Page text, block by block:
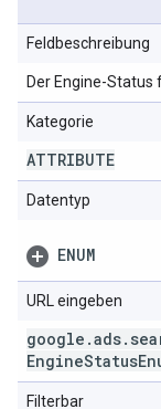
Feldbeschreibung
Der Engine-Status
Kategorie
ATTRIBUTE
Datentyp
ENUM
URL eingeben
google .ads.
EngineStatus
Filterbar